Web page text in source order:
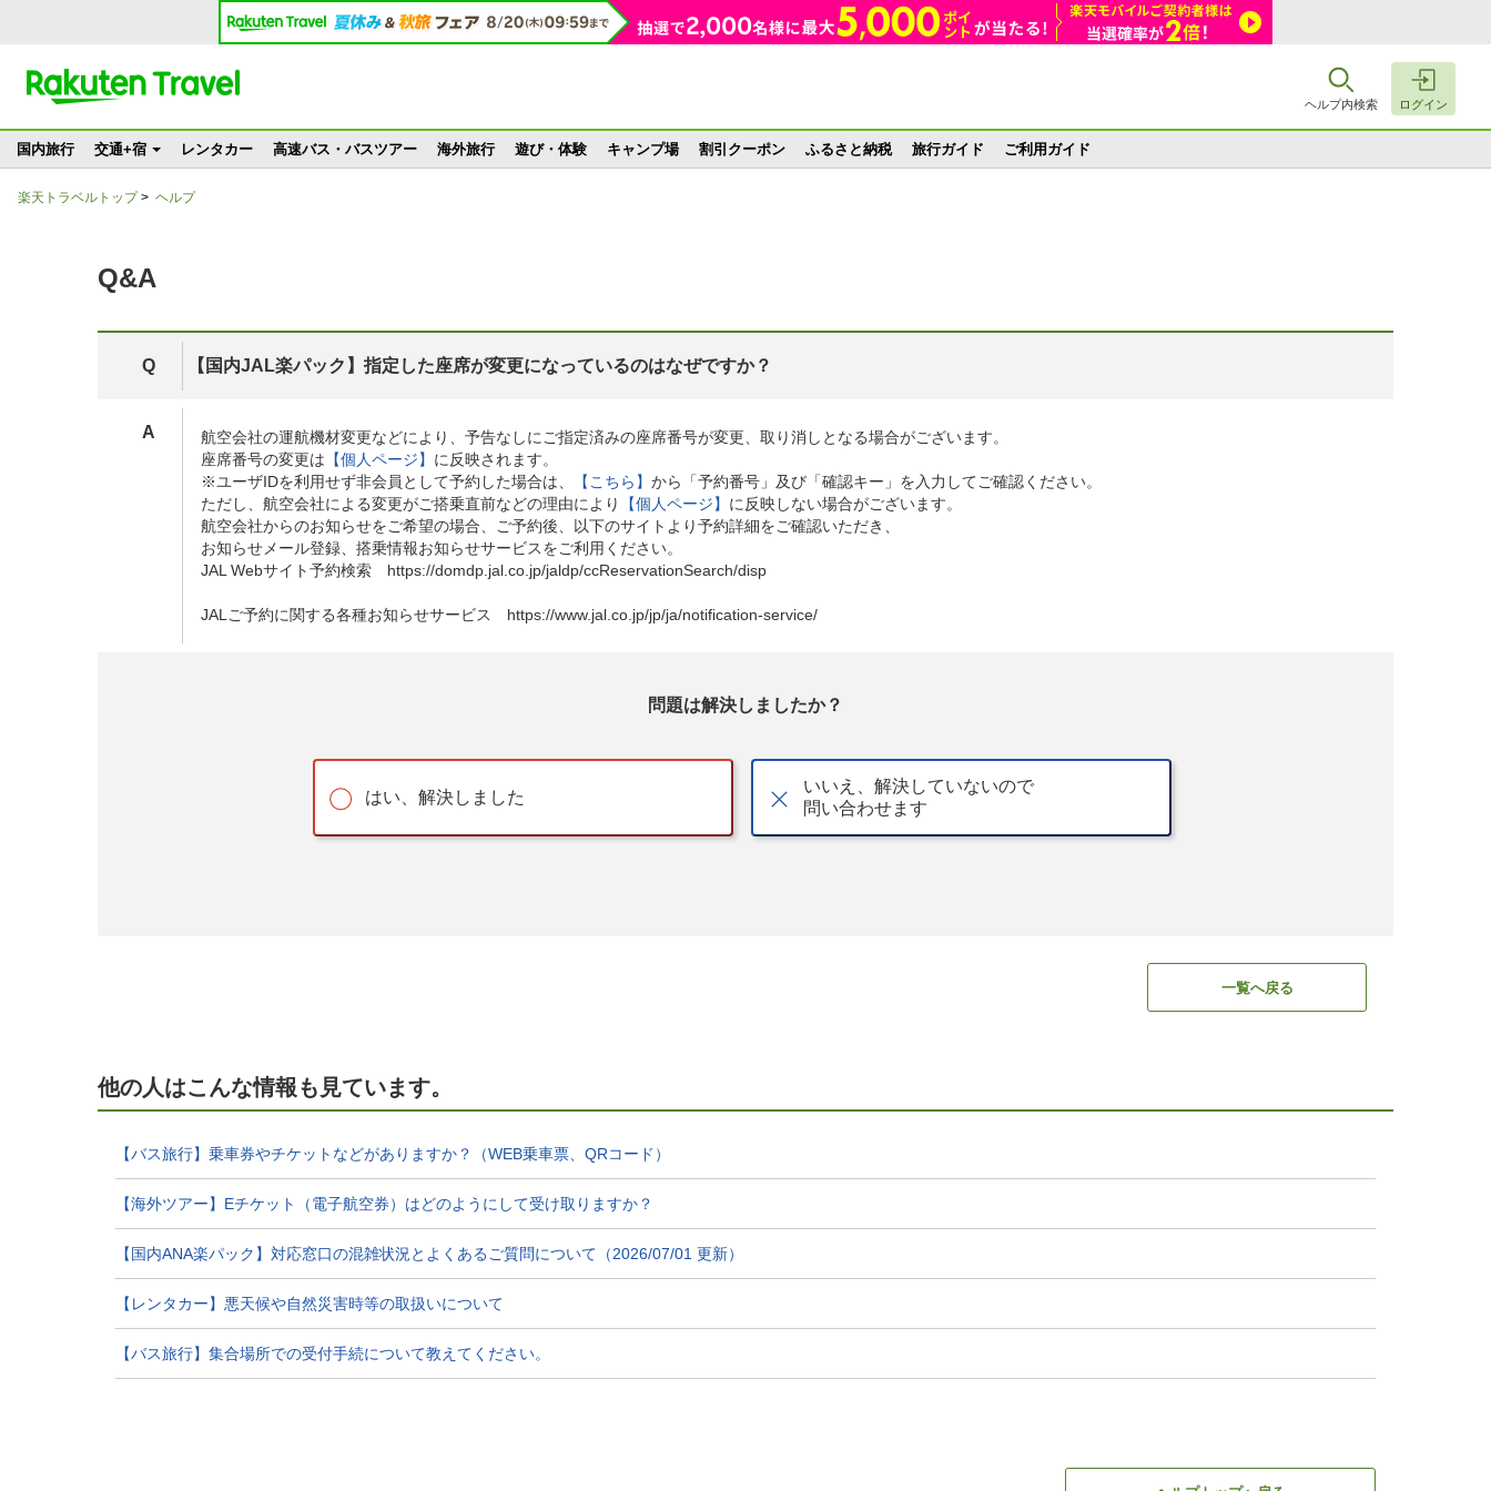
ヘルプ内検索 ログイン
国内旅行 交通+宿 レンタカー 高速バス・バスツアー 海外旅行 遊び・体験 キャンプ場 割引クーポン ふるさと納税 旅行ガイド ご利用ガイド
楽天トラベルトップ> ヘルプ
Q&A
Q 【国内JAL楽パック】指定した座席が変更になっているのはなぜですか？
A
航空会社の運航機材変更などにより、予告なしにご指定済みの座席番号が変更、取り消しとなる場合がございます。
座席番号の変更は 【個人ページ】 に反映されます。
※ユーザIDを利用せず非会員として予約した場合は、
【こちら】 から「予約番号」及び「確認キー」を入力してご確認ください。
ただし、航空会社による変更がご搭乗直前などの理由により
【個人ページ】 に反映しない場合がございます。
航空会社からのお知らせをご希望の場合、ご予約後、以下のサイトより予約詳細をご確認いただき、
お知らせメール登録、搭乗情報お知らせサービスをご利用ください。
JAL Webサイト予約検索 https://domdp.jal.co.jp/jaldp/ccReservationSearch/disp
JALご予約に関する各種お知らせサービス https://www.jal.co.jp/jp/ja/notification-service/
問題は解決しましたか？
はい、解決しました
いいえ、解決していないので
問い合わせます
一覧へ戻る
他の人はこんな情報も見ています。
【バス旅行】乗車券やチケットなどがありますか？（WEB乗車票、QRコード）
【海外ツアー】Eチケット（電子航空券）はどのようにして受け取りますか？
【国内ANA楽パック】対応窓口の混雑状況とよくあるご質問について（2026/07/01 更新）
【レンタカー】悪天候や自然災害時等の取扱いについて
【バス旅行】集合場所での受付手続について教えてください。